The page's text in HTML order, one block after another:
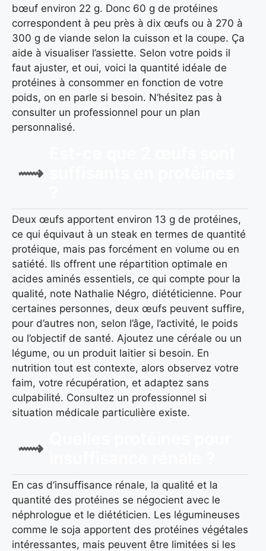
bœuf environ 22 g. Donc 60 g de protéines
correspondent à peu près à dix œufs ou à 270 à
300 g de viande selon la cuisson et la coupe. Ça
aide à visualiser l’assiette. Selon votre poids il
faut ajuster, et oui, voici la quantité idéale de
protéines à consommer en fonction de votre
poids, on en parle si besoin. N’hésitez pas à
consulter un professionnel pour un plan
personnalisé.
Deux œufs apportent environ 13 g de protéines,
ce qui équivaut à un steak en termes de quantité
protéique, mais pas forcément en volume ou en
satiété. Ils offrent une répartition optimale en
acides aminés essentiels, ce qui compte pour la
qualité, note Nathalie Négro, diététicienne. Pour
certaines personnes, deux œufs peuvent suffire,
pour d’autres non, selon l’âge, l’activité, le poids
ou l’objectif de santé. Ajoutez une céréale ou un
légume, ou un produit laitier si besoin. En
nutrition tout est contexte, alors observez votre
faim, votre récupération, et adaptez sans
culpabilité. Consultez un professionnel si
situation médicale particulière existe.
En cas d’insuffisance rénale, la qualité et la
quantité des protéines se négocient avec le
néphrologue et le diététicien. Les légumineuses
comme le soja apportent des protéines végétales
intéressantes, mais peuvent être limitées si les